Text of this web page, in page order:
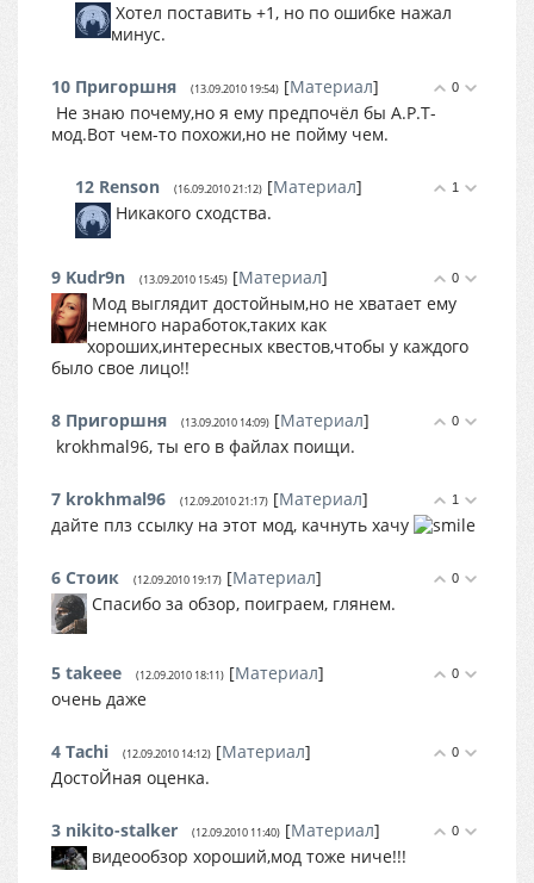
Хотел поставить +1, но по ошибке нажал
минус.
0
10 Пригоршня (13.09.2010 19:54) [Материал]
Не знаю почему,но я ему предпочёл бы А.Р.Т-
мод.Вот чем-то похожи,но не пойму чем.
1
12 Renson (16.09.2010 21:12) [Материал]
Никакого сходства.
0
9 Kudr9n (13.09.2010 15:45) [Материал]
Мод выглядит достойным,но не хватает ему
немного наработок,таких как
хороших,интересных квестов,чтобы у каждого
было свое лицо!!
0
8 Пригоршня (13.09.2010 14:09) [Материал]
krokhmal96, ты его в файлах поищи.
1
7 krokhmal96 (12.09.2010 21:17) [Материал]
дайте плз ссылку на этот мод, качнуть хачу
0
6 Стоик (12.09.2010 19:17) [Материал]
Спасибо за обзор, поиграем, глянем.
0
5 takeee (12.09.2010 18:11) [Материал]
очень даже
0
4 Tachi (12.09.2010 14:12) [Материал]
ДостоЙная оценка.
0
3 nikito-stalker (12.09.2010 11:40) [Материал]
видеообзор хороший,мод тоже ниче!!!